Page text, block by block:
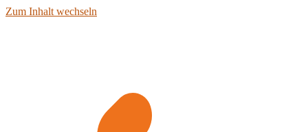
Zum Inhalt wechseln